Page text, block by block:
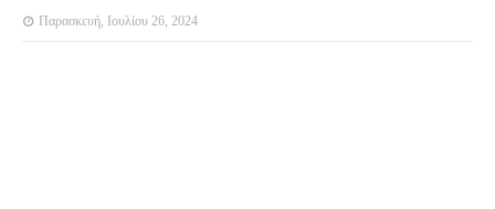
Παρασκευή, Ιουλίου 26, 2024